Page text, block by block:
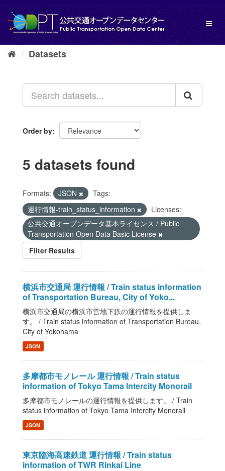
content
Datasets
Order by
5 datasets found
Formats: JSON
Tags:
運行情報-train_status_information
Licenses:
公共交通オープンデータ基本ライセンス / Public
Transportation Open Data Basic License
Filter Results
横浜市交通局 運行情報 / Train status information
of Transportation Bureau, City of Yoko...
横浜市交通局の横浜市営地下鉄の運行情報を提供しま
す。 / Train status information of Transportation Bureau,
City of Yokohama
JSON
多摩都市モノレール 運行情報 / Train status
information of Tokyo Tama Intercity Monorail
多摩都市モノレールの運行情報を提供します。 / Train
status information of Tokyo Tama Intercity Monorail
JSON
東京臨海高速鉄道 運行情報 / Train status
information of TWR Rinkai Line